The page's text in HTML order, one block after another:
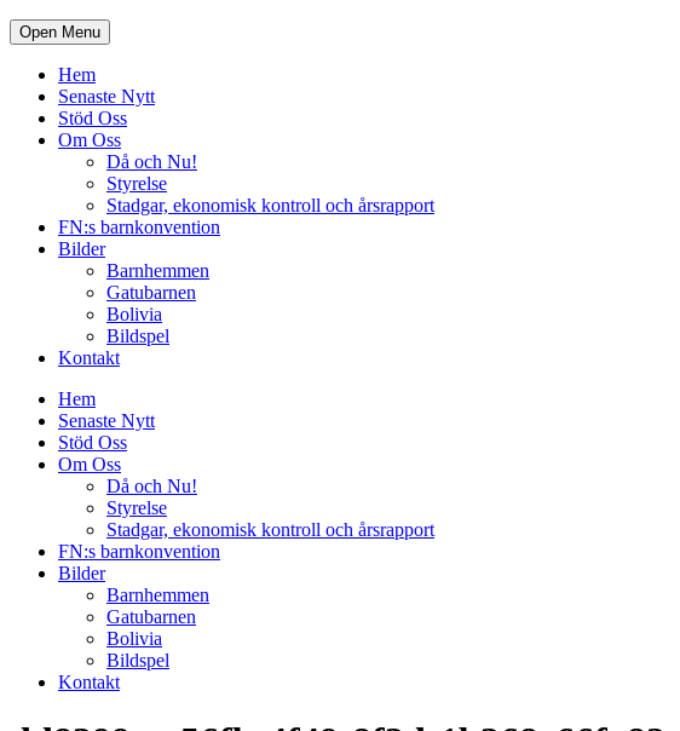
Open Menu
Hem
Senaste Nytt
Stöd Oss
Om Oss
Då och Nu!
Styrelse
Stadgar, ekonomisk kontroll och årsrapport
FN:s barnkonvention
Bilder
Barnhemmen
Gatubarnen
Bolivia
Bildspel
Kontakt
Hem
Senaste Nytt
Stöd Oss
Om Oss
Då och Nu!
Styrelse
Stadgar, ekonomisk kontroll och årsrapport
FN:s barnkonvention
Bilder
Barnhemmen
Gatubarnen
Bolivia
Bildspel
Kontakt